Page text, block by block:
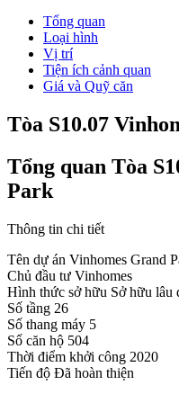
Tổng quan
Loại hình
Vị trí
Tiện ích cảnh quan
Giá và Quỹ căn
Tòa S10.07
Tổng quan Tòa
Park
Thông tin chi tiết
Tên dự án Vinhomes Grand
Chủ đầu tư Vinhomes
Hình thức sở hữu Sở hữu lâu
Số tầng 26
Số thang máy 5
Số căn hộ 504
Thời điểm khởi công 2020
Tiến độ Đã hoàn thiện